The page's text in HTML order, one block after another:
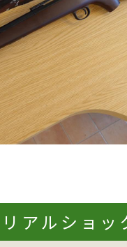
アルショ